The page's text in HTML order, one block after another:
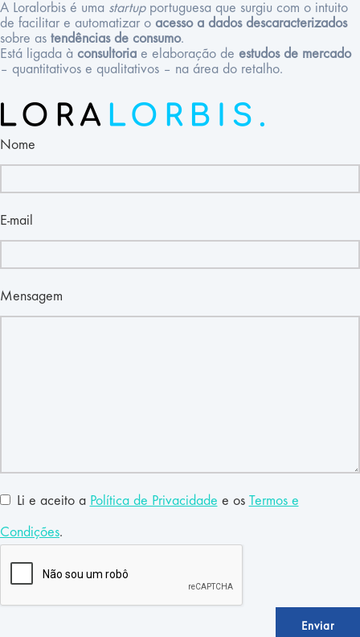
A Loralorbis é uma startupportuguesa que surgiu com o intuito
de facilitar e automatizar o acesso a dados descaracterizados
sobre as tendências de consumo.
Está ligada à consultoria e elaboração de estudos de mercado
– quantitativos e qualitativos – na área do retalho.
Nome
E-mail
Mensagem
Li e aceito a Política de Privacidade e os Termos e
Condições.